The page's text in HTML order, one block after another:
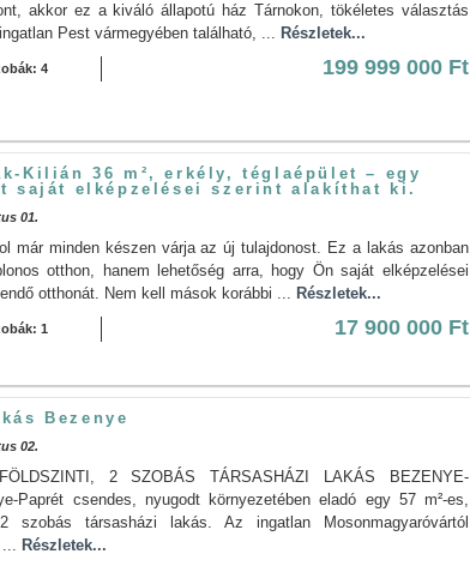
akkor ez a kiváló állapotú ház Tárnokon, tökéletes választás
Pest vármegyében található, ... Részletek...
4 199 999 000 Ft
Kilián 36 m², erkély, téglaépület – egy
saját elképzelései szerint alakíthat ki.
01.
már minden készen várja az új tulajdonost. Ez a lakás azonban
otthon, hanem lehetőség arra, hogy Ön saját elképzelései
otthonát. Nem kell mások korábbi ... Részletek...
1 17 900 000 Ft
Bezenye
02.
2 SZOBÁS TÁRSASHÁZI LAKÁS BEZENYE-
Paprét csendes, nyugodt környezetében eladó egy 57 m²-es,
szobás társasházi lakás. Az ingatlan Mosonmagyaróvártól
Részletek...